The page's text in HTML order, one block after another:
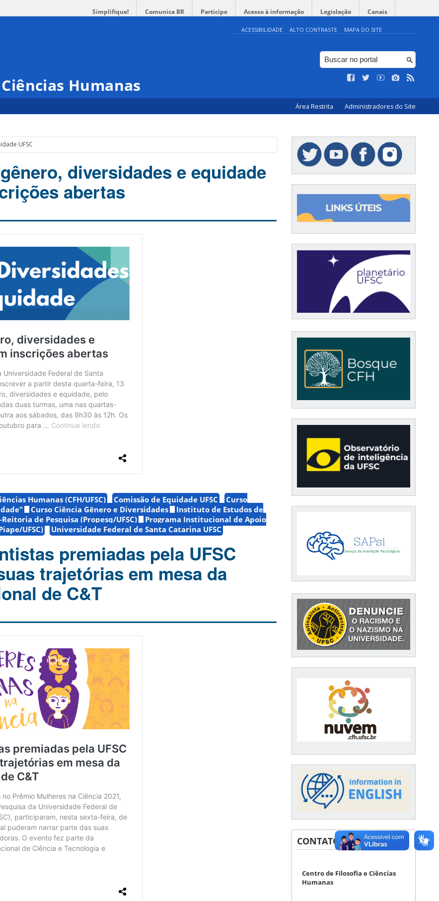
Simplifique! Comunica BR Participe Acesso à informação Legislação Canais
ACESSIBILIDADE ALTO CONTRASTE MAPA DO SITE
Humanas
Área Restrita Administradores do Site
UFSC
diversidades e equidade
abertas
Humanas (CFH/UFSC) Comissão de Equidade UFSC
Curso
Curso Ciência Gênero e Diversidades
Instituto de Estudos de
Reitoria de Pesquisa (Propesq/UFSC)
Programa Institucional de Apoio
UFSC)
Universidade Federal de Santa Catarina UFSC
premiadas pela UFSC
trajetórias em mesa da
de C&T
CONTATOS
Centro de Filosofia e Ciências
Humanas